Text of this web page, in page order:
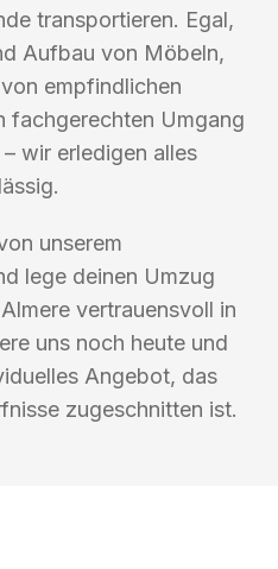
transportieren. Egal,
Aufbau von Möbeln,
empfindlichen
fachgerechten Umgang
wir erledigen alles
unserem
lege deinen Umzug
vertrauensvoll in
uns noch heute und
Angebot, das
zugeschnitten ist.